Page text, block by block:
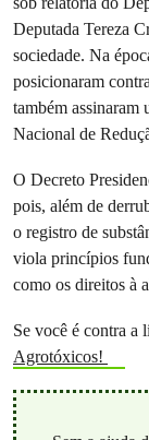
Deputada Tereza
sociedade. Na
posicionaram
também
Nacional de
O Decreto
pois, além de
o registro de
viola princípios
como os direitos à
Se você é contra a
Agrotóxicos!